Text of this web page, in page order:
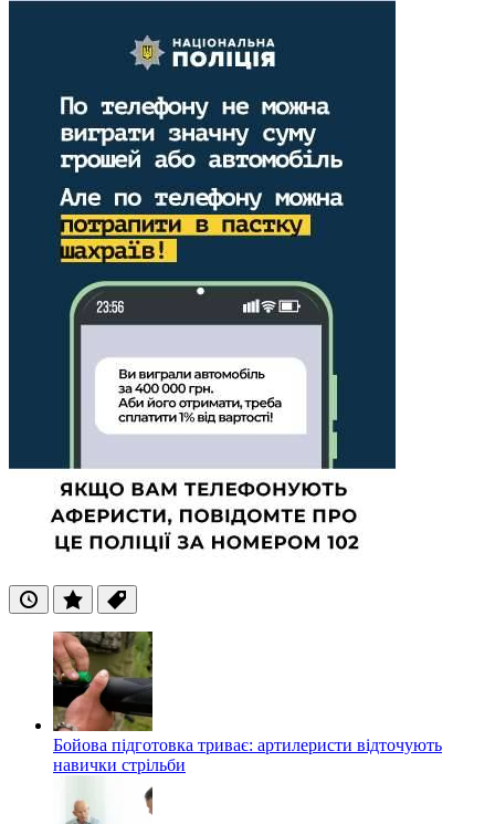
ОстанніПопулярні
Теги
Бойова підготовка триває: артилеристи відточують
навички стрільби